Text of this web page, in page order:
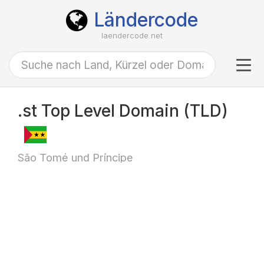
Ländercode
laendercode.net
.st Top Level Domain (TLD)
São Tomé und Príncipe